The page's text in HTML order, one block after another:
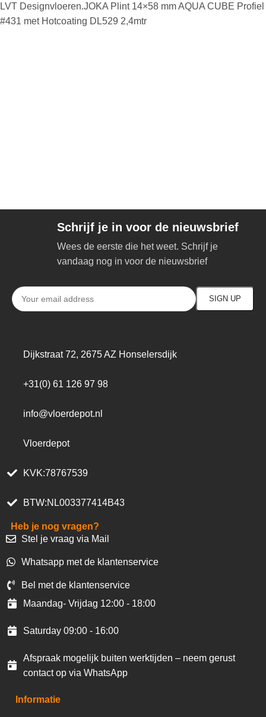
LVT Designvloeren.JOKA Plint 14×58 mm AQUA CUBE Profiel
#431 met Hotcoating DL529 2,4mtr
Schrijf je in voor de nieuwsbrief
Wees de eerste die het weet. Schrijf je
vandaag nog in voor de nieuwsbrief
Dijkstraat 72, 2675 AZ Honselersdijk
+31(0) 61 126 97 98
info@vloerdepot.nl
Vloerdepot
KVK:78767539
BTW:NL003377414B43
Heb je nog vragen?
Stel je vraag via Mail
Whatsapp met de klantenservice
Bel met de klantenservice
Maandag- Vrijdag 12:00 - 18:00
Saturday 09:00 - 16:00
Afspraak mogelijk buiten werktijden – neem gerust
contact op via WhatsApp
Informatie